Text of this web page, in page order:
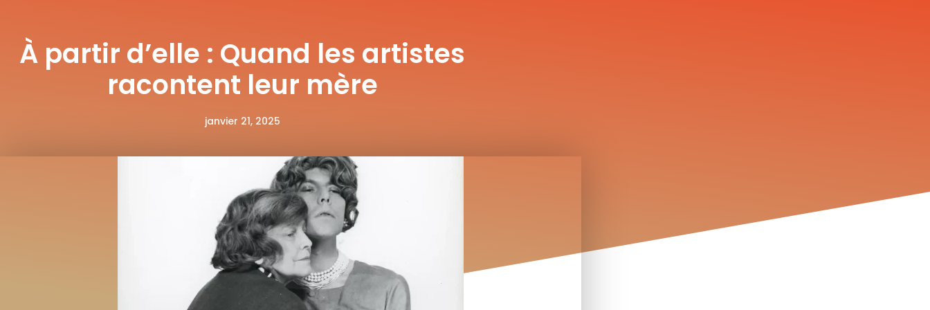
À partir d’elle : Quand les artistes
racontent leur mère
janvier 21, 2025